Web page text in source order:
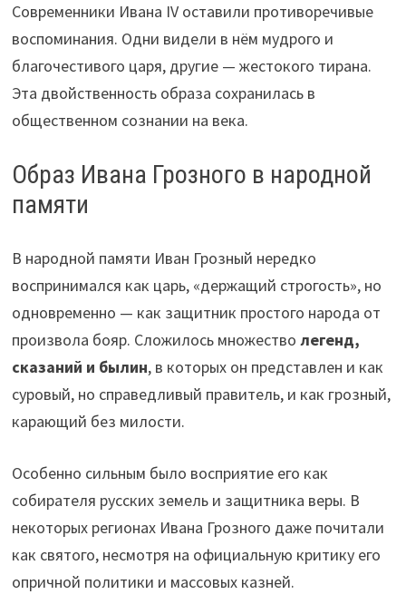
Современники Ивана IV оставили противоречивые
воспоминания. Одни видели в нём мудрого и
благочестивого царя, другие — жестокого тирана.
Эта двойственность образа сохранилась в
общественном сознании на века.
Образ Ивана Грозного в народной
памяти
В народной памяти Иван Грозный нередко
воспринимался как царь, «держащий строгость», но
одновременно — как защитник простого народа от
произвола бояр. Сложилось множество легенд,
сказаний и былин, в которых он представлен и как
суровый, но справедливый правитель, и как грозный,
карающий без милости.
Особенно сильным было восприятие его как
собирателя русских земель и защитника веры. В
некоторых регионах Ивана Грозного даже почитали
как святого, несмотря на официальную критику его
опричной политики и массовых казней.